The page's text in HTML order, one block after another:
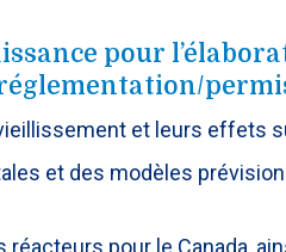
pour
réglementation/
et leurs effets
et des modèles
pour le Canada,